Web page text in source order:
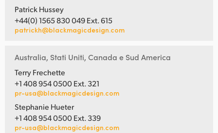
Patrick Hussey
+44(0) 1565 830 049 Ext. 615
patrickh@blackmagicdesign.com
Australia, Stati Uniti, Canada e Sud America
Terry Frechette
+1 408 954 0500 Ext. 321
pr-usa@blackmagicdesign.com
Stephanie Hueter
+1 408 954 0500 Ext. 339
pr-usa@blackmagicdesign.com